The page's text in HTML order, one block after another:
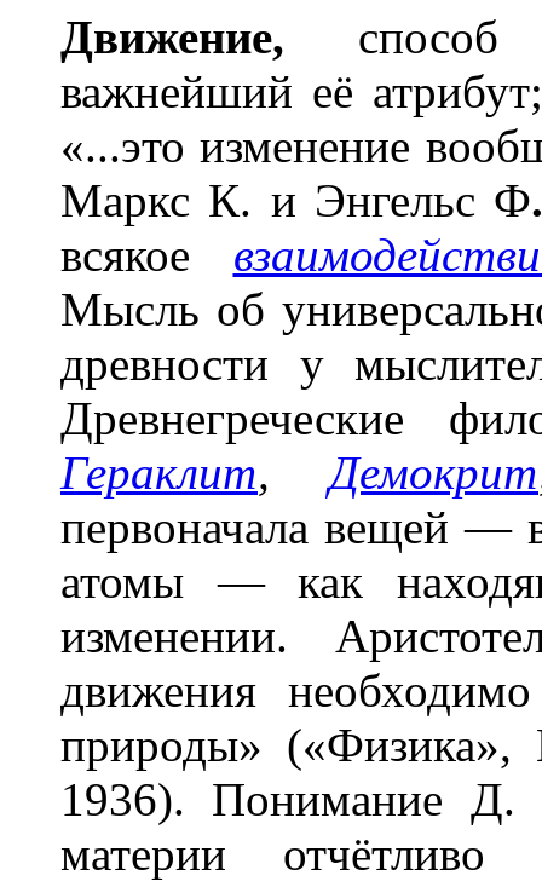
Движение, способ
важнейший её
«...это изменение
Маркс К. и Энгельс Ф
всякое
Мысль об
древности у
Древнегреческие
Гераклит,Демокрит
первоначала вещей —
атомы — как
изменении.
движения
природы»
1936). Понимание Д.
материи